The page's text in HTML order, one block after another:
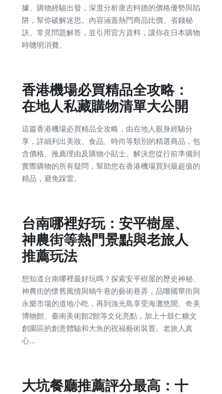
據、購物經驗出發，深度分析唐吉軻德的價格優勢與陷
阱，幫你破解迷思。內容涵蓋熱門商品比價、省錢秘
訣、常見問題解答，並引用官方資料，讓你在日本購物
時聰明消費。
香港機場必買精品全攻略：
在地人私藏購物清單大公開
這篇香港機場必買精品全攻略，由在地人親身經驗分
享，詳細列出美妝、食品、時尚等類別的精選商品，包
含價格、推薦理由及購物小貼士。解決您從行前準備到
實際購物的所有疑問，幫助您在香港機場買到最超值的
精品，避免踩雷。
台南哪裡好玩：安平樹屋、
神農街等熱門景點與老旅人
推薦玩法
想知道台南哪裡最好玩嗎？探索安平樹屋的歷史神秘、
神農街的懷舊風情與蝸牛巷的藝術巷弄，品嚐國華街與
永樂市場的道地小吃，再到漁光島享受海灘悠閒。奇美
博物館、臺南美術館2館等文化亮點，加上十鼓仁糖文
創園區的創意體驗和大魚的祝福藝術裝置。老旅人真
心...
大坑餐廳推薦評分最高：十